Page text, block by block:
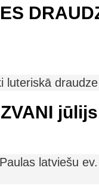
luteriskā
latviešu